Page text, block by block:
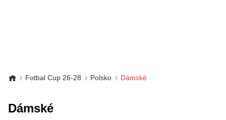
Fotbal Cup 26-28 Polsko Dámské
Dámské